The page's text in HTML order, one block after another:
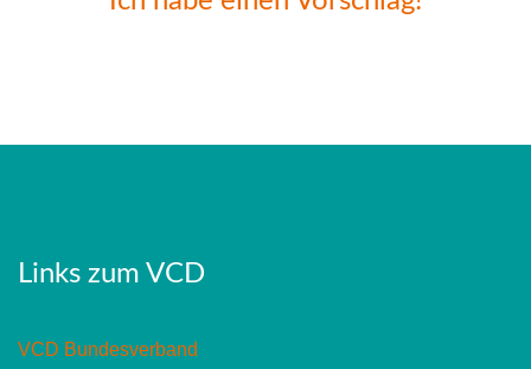
Links zum VCD
VCD Bundesverband